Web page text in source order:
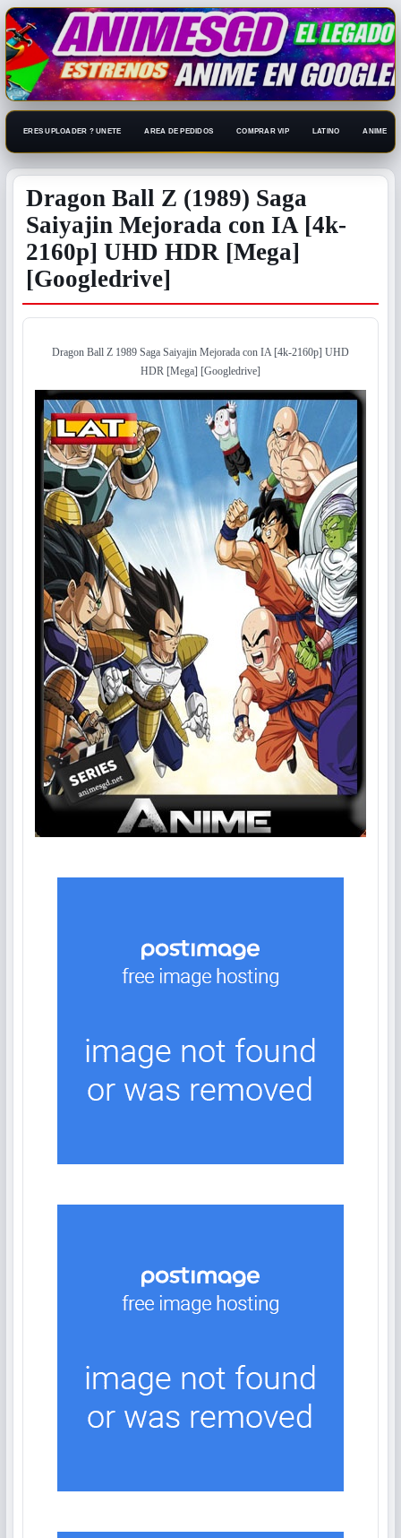
ERES UPLOADER ? UNETE AREA DE PEDIDOS COMPRAR VIP LATINO ANIME
Dragon Ball Z (1989) Saga
Saiyajin Mejorada con IA [4k-
2160p] UHD HDR [Mega]
[Googledrive]
Dragon Ball Z 1989 Saga Saiyajin Mejorada con IA [4k-2160p] UHD
HDR [Mega] [Googledrive]